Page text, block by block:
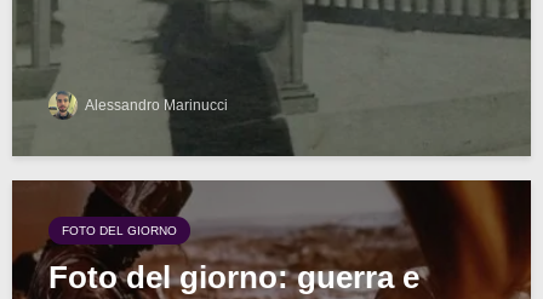
Alessandro Marinucci
FOTO DEL GIORNO
Foto del giorno: guerra e